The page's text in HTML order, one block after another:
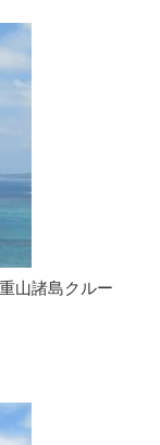
山諸島クルー